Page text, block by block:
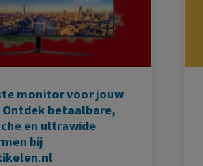
monitor voor jouw
betaalbare,
en ultrawide
bij